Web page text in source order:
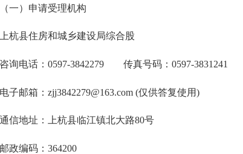
）申请受理机构
县住房和城乡建设局综合股
电话：0597-3842279 传真号码：0597-3831241
邮箱：zjj3842279@163.com (仅供答复使用)
地址：上杭县临江镇北大路80号
编码：364200